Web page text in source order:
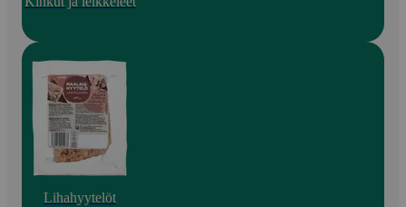
Lihahyytelöt